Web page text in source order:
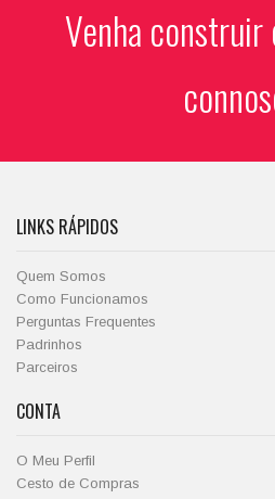
Venha
LINKS RÁPIDOS
Quem Somos
Como Funcionamos
Perguntas Frequentes
Padrinhos
Parceiros
CONTA
O Meu Perfil
Cesto de Compras